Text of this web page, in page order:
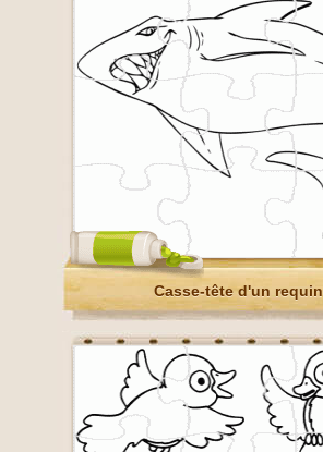
Casse-tête d'un requin